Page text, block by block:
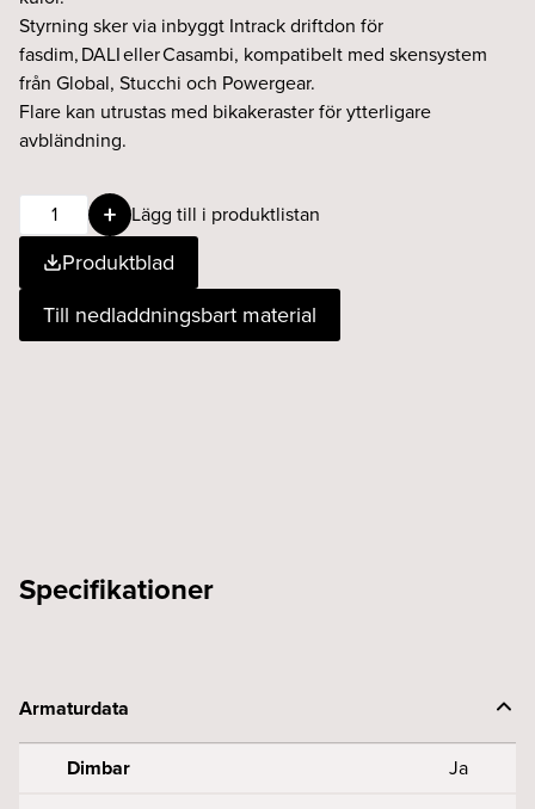
Styrning sker via inbyggt Intrack driftdon för
fasdim, DALI eller Casambi, kompatibelt med skensystem
från Global, Stucchi och Powergear.
Flare kan utrustas med bikakeraster för ytterligare
avbländning.
Flare
9W
930
rosé
Casambi
Lägg till i produktlistan
Produktblad
Till nedladdningsbart material
Specifikationer
Armaturdata
Dimbar
Ja